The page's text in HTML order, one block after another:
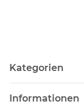
Kategorien
Informationen